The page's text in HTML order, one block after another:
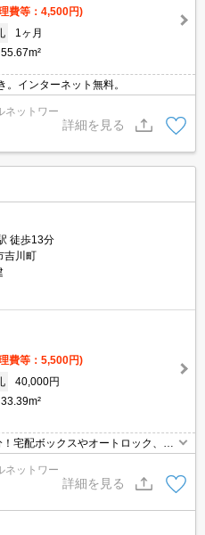
費等：4,500円)
1ヶ月
55.67m²
。インターネット無料。
ネットワー
詳細を見る
徒歩13分
吉川町
費等：5,500円)
40,000円
33.39m²
宅配ボックスやオートロック、シ
実★ホームセキュリティ付きで安
い♪
ネットワー
詳細を見る